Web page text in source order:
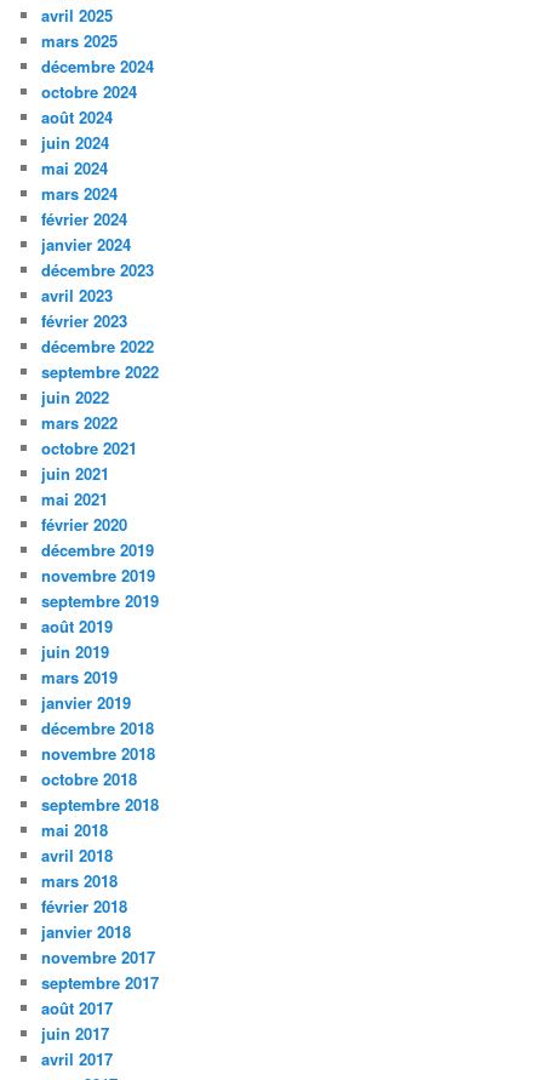
avril 2025
mars 2025
décembre 2024
octobre 2024
août 2024
juin 2024
mai 2024
mars 2024
février 2024
janvier 2024
décembre 2023
avril 2023
février 2023
décembre 2022
septembre 2022
juin 2022
mars 2022
octobre 2021
juin 2021
mai 2021
février 2020
décembre 2019
novembre 2019
septembre 2019
août 2019
juin 2019
mars 2019
janvier 2019
décembre 2018
novembre 2018
octobre 2018
septembre 2018
mai 2018
avril 2018
mars 2018
février 2018
janvier 2018
novembre 2017
septembre 2017
août 2017
juin 2017
avril 2017